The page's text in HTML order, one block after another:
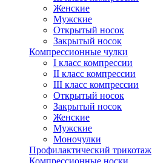
Женские
Мужские
Открытый носок
Закрытый носок
Компрессионные чулки
I класс компрессии
II класс компрессии
III класс компрессии
Открытый носок
Закрытый носок
Женские
Мужские
Моночулки
Профилактический трикотаж
Компрессионные носки